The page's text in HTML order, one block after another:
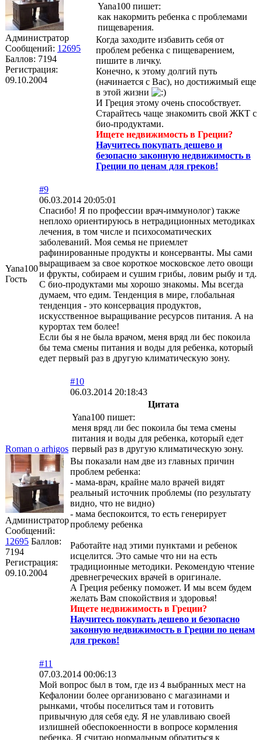
Администратор
Сообщений: 12695
Баллов: 7194
Регистрация:
09.10.2004
Yana100 пишет:
как накормить ребенка с проблемами
пищеварения.
Когда заходите избавить себя от
проблем ребенка с пищеварением,
пишите в личку.
Конечно, к этому долгий путь
(начинается с Вас), но достижимый еще
в этой жизни
И Греция этому очень способствует.
Старайтесь чаще знакомить свой ЖКТ с
био-продуктами.
Ищете недвижимость в Греции?
Научитесь покупать дешево и
безопасно законную недвижимость в
Греции по ценам для греков!
Yana100
Гость
#9
06.03.2014 20:05:01
Спасибо! Я по профессии врач-иммунолог) также
неплохо ориентируюсь в нетрадиционных методиках
лечения, в том числе и психосоматических
заболеваний. Моя семья не приемлет
рафинированные продукты и консерванты. Мы сами
выращиваем за свое короткое московское лето овощи
и фрукты, собираем и сушим грибы, ловим рыбу и тд.
С био-продуктами мы хорошо знакомы. Мы всегда
думаем, что едим. Тенденция в мире, глобальная
тенденция - это консервация продуктов,
искусственное выращивание ресурсов питания. А на
курортах тем более!
Если бы я не была врачом, меня вряд ли бес покоила
бы тема смены питания и воды для ребенка, который
едет первый раз в другую климатическую зону.
Roman o arhigos
Администратор
Сообщений:
12695 Баллов:
7194
Регистрация:
09.10.2004
#10
06.03.2014 20:18:43
Цитата
Yana100 пишет:
меня вряд ли бес покоила бы тема смены
питания и воды для ребенка, который едет
первый раз в другую климатическую зону.
Вы показали нам две из главных причин
проблем ребенка:
- мама-врач, крайне мало врачей видят
реальный источник проблемы (по результату
видно, что не видно)
- мама беспокоится, то есть генерирует
проблему ребенка
Работайте над этими пунктами и ребенок
исцелится. Это самые что ни на есть
традиционные методики. Рекомендую чтение
древнегреческих врачей в оригинале.
А Греция ребенку поможет. И мы всем будем
желать Вам спокойствия и здоровья!
Ищете недвижимость в Греции?
Научитесь покупать дешево и безопасно
законную недвижимость в Греции по ценам
для греков!
#11
07.03.2014 00:06:13
Мой вопрос был в том, где из 4 выбранных мест на
Кефалонии более организовано с магазинами и
рынками, чтобы поселиться там и готовить
привычную для себя еду. Я не улавливаю своей
излишней обеспокоенности в вопросе кормления
ребенка. Я считаю нормальным обратиться к